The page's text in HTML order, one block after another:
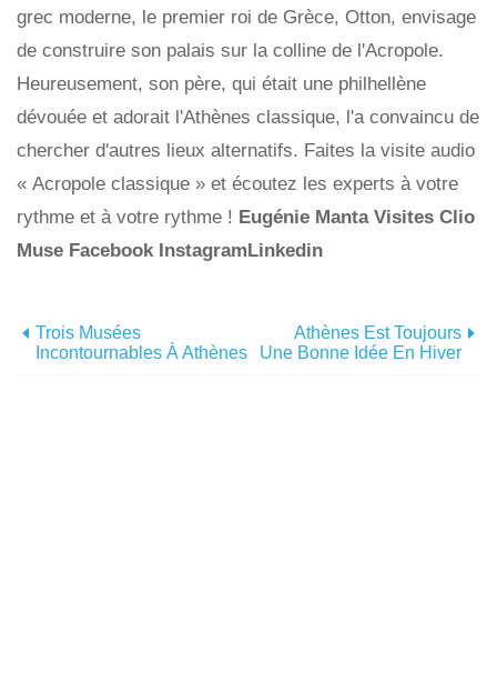
grec moderne, le premier roi de Grèce, Otton, envisage
de construire son palais sur la colline de l'Acropole.
Heureusement, son père, qui était une philhellène
dévouée et adorait l'Athènes classique, l'a convaincu de
chercher d'autres lieux alternatifs. Faites la visite audio
« Acropole classique » et écoutez les experts à votre
rythme et à votre rythme ! Eugénie Manta Visites Clio
Muse Facebook InstagramLinkedin
Trois Musées
Incontournables À Athènes
Athènes Est Toujours
Une Bonne Idée En Hiver